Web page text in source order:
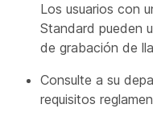
Los usuarios con
Standard pueden
de grabación de
Consulte a su
requisitos